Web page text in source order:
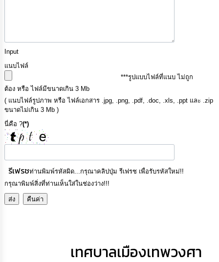
การ
ติดต่อ
Input
แนบไฟล์
***รูปแบบไฟล์ที่แนบ ไม่ถูก
ต้อง หรือ ไฟล์มีขนาดเกิน 3 Mb
( แนบไฟล์รูปภาพ หรือ ไฟล์เอกสาร .jpg, .png, .pdf, .doc, .xls, .ppt และ .zip
ขนาดไม่เกิน 3 Mb )
นี่คือ ?(*)
รีเฟรชท่านพิมพ์รหัสผิด...กรุณาคลิปปุ่ม รีเฟรช เพื่อรับรหัสใหม่!!
กรุณาพิมพ์สิ่งที่ท่านเห็นใส่ในช่องว่าง!!!
เทศบาลเมืองเทพวงศา